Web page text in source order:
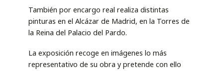
También por encargo real realiza distintas
pinturas en el Alcázar de Madrid, en la Torres de
la Reina del Palacio del Pardo.
La exposición recoge en imágenes lo más
representativo de su obra y pretende con ello